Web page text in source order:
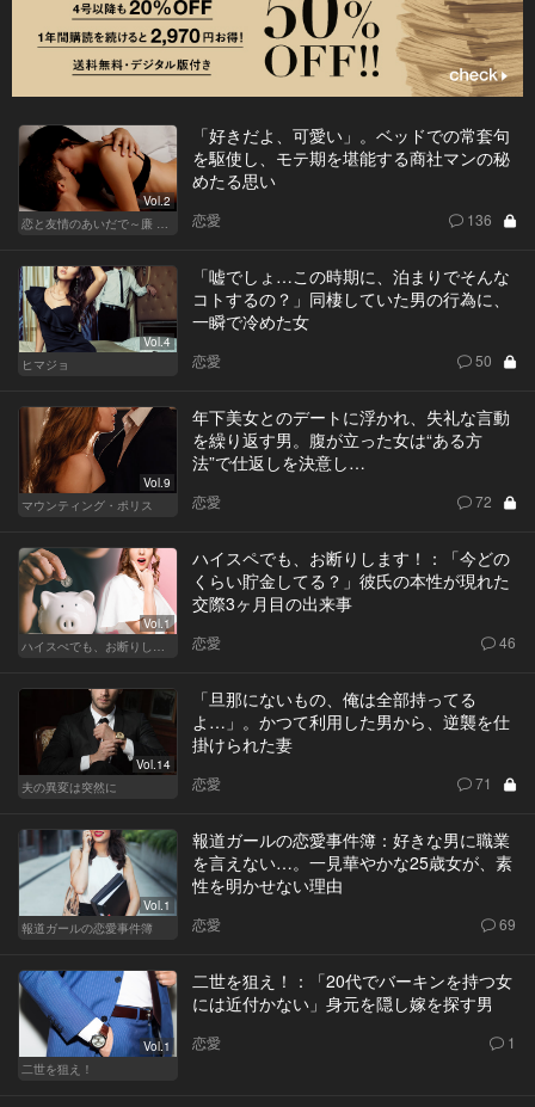
Vol.2
恋と友情のあいだで～廉 Ver.～
「好きだよ、可愛い」。ベッドでの常套句
を駆使し、モテ期を堪能する商社マンの秘
めたる思い
恋愛 136
Vol.4
ヒマジョ
「嘘でしょ…この時期に、泊まりでそんな
コトするの？」同棲していた男の行為に、
一瞬で冷めた女
恋愛 50
Vol.9
マウンティング・ポリス
年下美女とのデートに浮かれ、失礼な言動
を繰り返す男。腹が立った女は“ある方
法”で仕返しを決意し…
恋愛 72
Vol.1
ハイスぺでも、お断りします！
ハイスペでも、お断りします！：「今どの
くらい貯金してる？」彼氏の本性が現れた
交際3ヶ月目の出来事
恋愛 46
Vol.14
夫の異変は突然に
「旦那にないもの、俺は全部持ってる
よ…」。かつて利用した男から、逆襲を仕
掛けられた妻
恋愛 71
Vol.1
報道ガールの恋愛事件簿
報道ガールの恋愛事件簿：好きな男に職業
を言えない…。一見華やかな25歳女が、素
性を明かせない理由
恋愛 69
Vol.1
二世を狙え！
二世を狙え！：「20代でバーキンを持つ女
には近付かない」身元を隠し嫁を探す男
恋愛 1